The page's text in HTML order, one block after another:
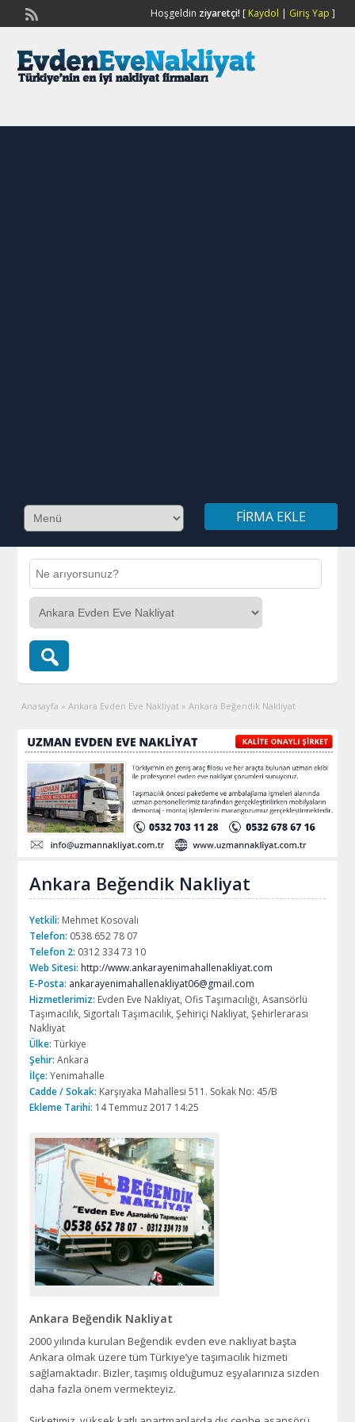
Hoşgeldin ziyaretçi![ Kaydol | Giriş Yap ]
FIRMA EKLE
Anasayfa » Ankara Evden Eve Nakliyat » Ankara Beğendik Nakliyat
Ankara Beğendik Nakliyat
Yetkili: Mehmet Kosovalı
Telefon: 0538 652 78 07
Telefon 2: 0312 334 73 10
Web Sitesi: http://www.ankarayenimahallenakliyat.com
E-Posta: ankarayenimahallenakliyat06@gmail.com
Hizmetlerimiz: Evden Eve Nakliyat, Ofis Taşımacılığı, Asansörlü
Taşımacılık, Sigortalı Taşımacılık, Şehiriçi Nakliyat, Şehirlerarası
Nakliyat
Ülke: Türkiye
Şehir: Ankara
İlçe: Yenimahalle
Cadde / Sokak: Karşıyaka Mahallesi 511. Sokak No: 45/B
Ekleme Tarihi: 14 Temmuz 2017 14:25
Ankara Beğendik Nakliyat
2000 yılında kurulan Beğendik evden eve nakliyat başta
Ankara olmak üzere tüm Türkiye’ye taşımacılık hizmeti
sağlamaktadır. Bizler, taşımış olduğumuz eşyalarınıza sizden
daha fazla önem vermekteyiz.